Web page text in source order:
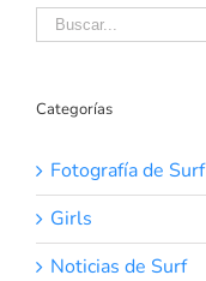
Buscar:
Categorías
Fotografía de Surf
Girls
Noticias de Surf